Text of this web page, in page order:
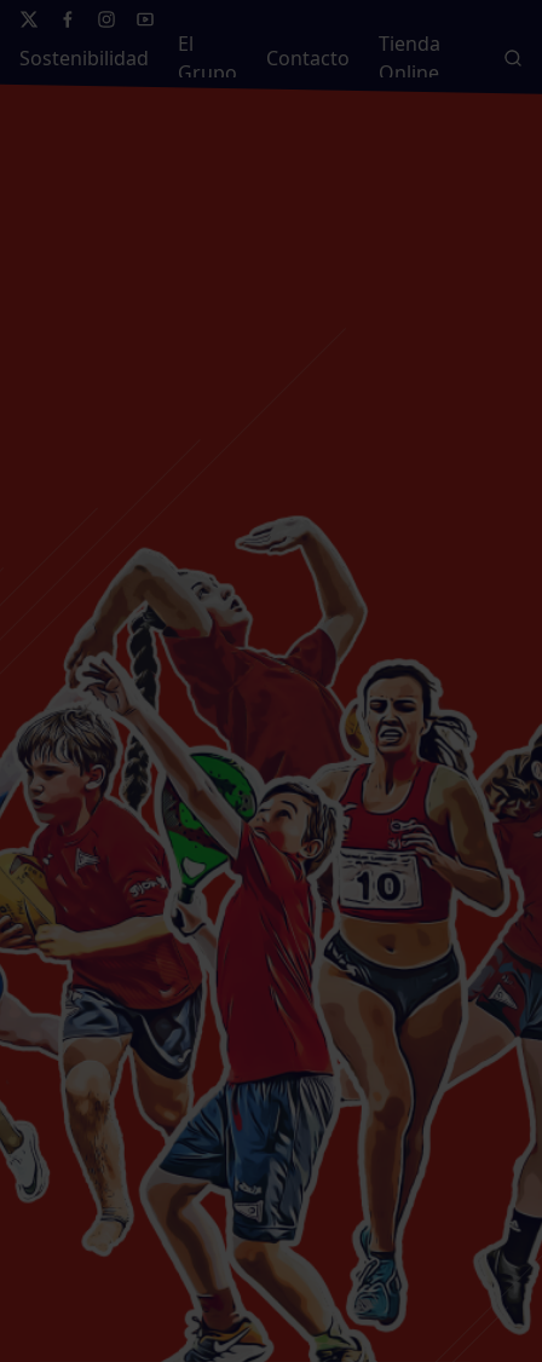
Sostenibilidad
El
Grupo
Contacto
Tienda
Online